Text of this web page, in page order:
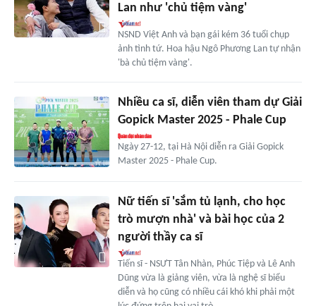
Lan như 'chủ tiệm vàng'
NSND Việt Anh và bạn gái kém 36 tuổi chụp
ảnh tình tứ. Hoa hậu Ngô Phương Lan tự nhận
'bà chủ tiệm vàng'.
Nhiều ca sĩ, diễn viên tham dự Giải
Gopick Master 2025 - Phale Cup
Ngày 27-12, tại Hà Nội diễn ra Giải Gopick
Master 2025 - Phale Cup.
Nữ tiến sĩ 'sắm tủ lạnh, cho học
trò mượn nhà' và bài học của 2
người thầy ca sĩ
Tiến sĩ - NSƯT Tân Nhàn, Phúc Tiệp và Lê Anh
Dũng vừa là giảng viên, vừa là nghệ sĩ biểu
diễn và họ cũng có nhiều cái khó khi phải một